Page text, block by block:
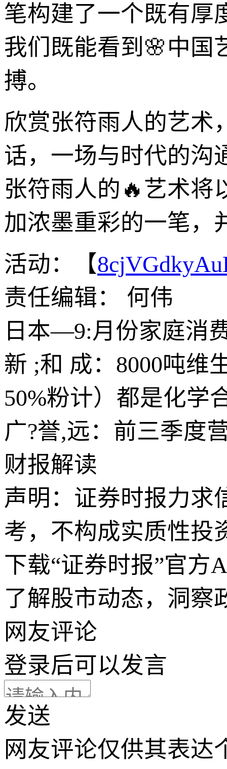
笔构建了一个既有厚
我们既能看到🌸中国
搏。
欣赏张符雨人的艺术
话，一场与时代的沟
张符雨人的🔥艺术将
加浓墨重彩的一笔，
活动：【
责任编辑： 何伟
日本—9:月份家庭消
新 ;和 成：8000吨维
50%粉计）都是化学
广?誉,远：前三季度
财报解读
声明：证券时报力求
考，不构成实质性投
下载“证券时报”官方
了解股市动态，洞察
网友评论
登录后可以发言
发送
网友评论仅供其表达